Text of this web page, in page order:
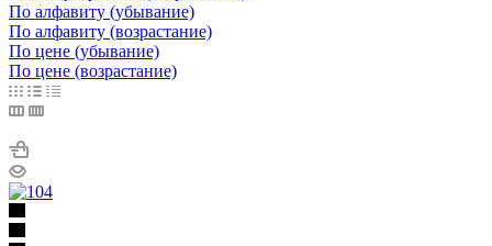
По алфавиту (убывание)
По алфавиту (возрастание)
По цене (убывание)
По цене (возрастание)